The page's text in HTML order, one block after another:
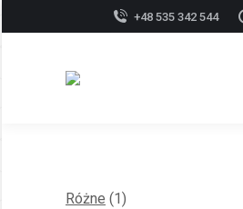
+48 535 342 544
Różne 11